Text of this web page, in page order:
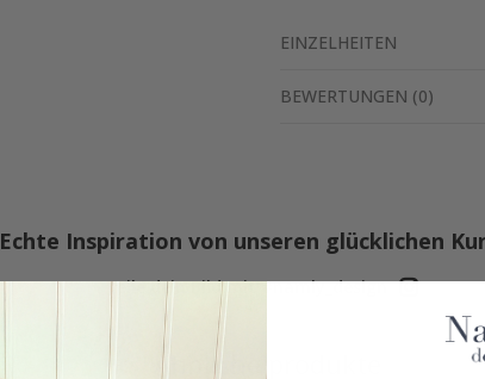
EINZELHEITEN
BEWERTUNGEN (0)
Echte Inspiration von unseren glücklichen
Teile dein Bild mit #namly_design
Ähnliche produkte